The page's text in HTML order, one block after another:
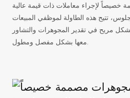
تتيح هذه الطاولة لموظفي المبيعات
بشكل مريح في تقدير المجوهرات والتشاور
معها بشكل مفصل ومطول.